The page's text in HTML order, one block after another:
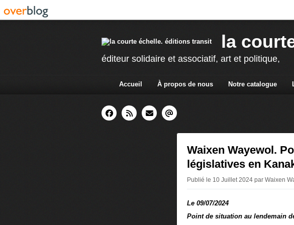
la
éditeur solidaire et associatif, art et politique,
Accueil À propos de nous Notre catalogue
Waixen Wayewol.
législatives en
Publié le 10 Juillet 2024 par Waixen
Le 09/07/2024
Point de situation au lendemain